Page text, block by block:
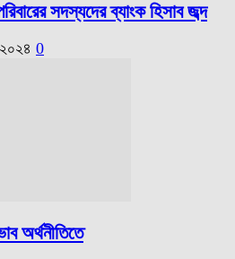
সদস্যদের ব্যাংক হিসাব জব্দ
0
অর্থনীতিতে